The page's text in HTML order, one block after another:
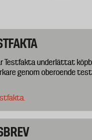
Testfakta underlättat
genom oberoende